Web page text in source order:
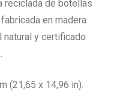
reciclada de botellas
en madera
natural y certificado
(21,65 x 14,96 in).